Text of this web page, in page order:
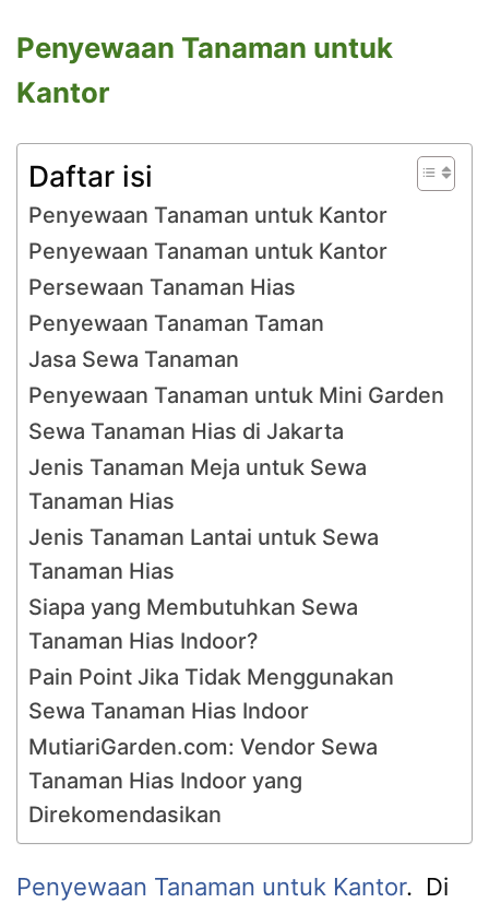
Penyewaan Tanaman untuk
Kantor
Daftar isi
Penyewaan Tanaman untuk Kantor
Penyewaan Tanaman untuk Kantor
Persewaan Tanaman Hias
Penyewaan Tanaman Taman
Jasa Sewa Tanaman
Penyewaan Tanaman untuk Mini Garden
Sewa Tanaman Hias di Jakarta
Jenis Tanaman Meja untuk Sewa
Tanaman Hias
Jenis Tanaman Lantai untuk Sewa
Tanaman Hias
Siapa yang Membutuhkan Sewa
Tanaman Hias Indoor?
Pain Point Jika Tidak Menggunakan
Sewa Tanaman Hias Indoor
MutiariGarden.com: Vendor Sewa
Tanaman Hias Indoor yang
Direkomendasikan
Penyewaan Tanaman untuk Kantor. Di